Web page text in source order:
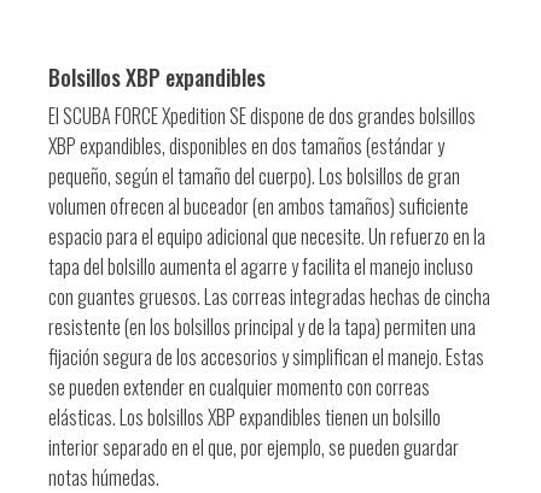
Bolsillos XBP expandibles
El SCUBA FORCE Xpedition SE dispone de dos grandes bolsillos
XBP expandibles, disponibles en dos tamaños (estándar y
pequeño, según el tamaño del cuerpo). Los bolsillos de gran
volumen ofrecen al buceador (en ambos tamaños) suficiente
espacio para el equipo adicional que necesite. Un refuerzo en la
tapa del bolsillo aumenta el agarre y facilita el manejo incluso
con guantes gruesos. Las correas integradas hechas de cincha
resistente (en los bolsillos principal y de la tapa) permiten una
fijación segura de los accesorios y simplifican el manejo. Estas
se pueden extender en cualquier momento con correas
elásticas. Los bolsillos XBP expandibles tienen un bolsillo
interior separado en el que, por ejemplo, se pueden guardar
notas húmedas.